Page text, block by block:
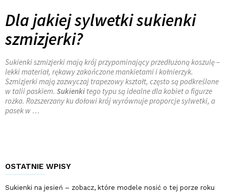
Dla jakiej sylwetki sukienki
szmizjerki?
Sukienki szmizjerki mają krój przypominający przedłużoną koszulę –
lekki materiał, rękawy zakończone mankietami i kołnierzyk.
Szmizjerki mają zazwyczaj trapezowy kształt, często są podkreślone
w talii paskiem. Sukienki tego typu są idealne dla kobiet o figurze
rożka. Rozszerzany ku dołowi krój wyrównuje proporcje sylwetki, a
pasek w …
OSTATNIE WPISY
Sukienki na jesień – zobacz, które modele nosić o tej porze roku